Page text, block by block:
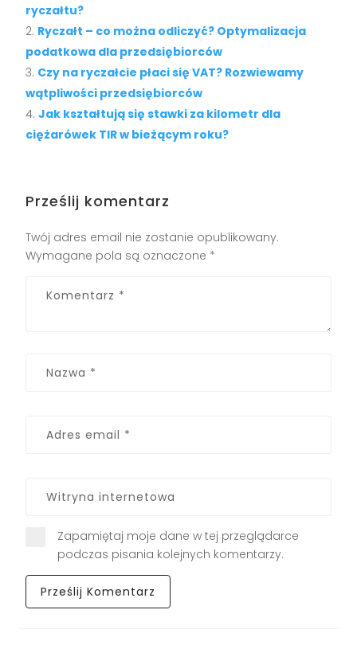
ryczałtu?
Ryczałt – co można odliczyć? Optymalizacja
podatkowa dla przedsiębiorców
Czy na ryczałcie płaci się VAT? Rozwiewamy
wątpliwości przedsiębiorców
Jak kształtują się stawki za kilometr dla
ciężarówek TIR w bieżącym roku?
Prześlij komentarz
Twój adres email nie zostanie opublikowany.
Wymagane pola są oznaczone *
Zapamiętaj moje dane w tej przeglądarce
podczas pisania kolejnych komentarzy.